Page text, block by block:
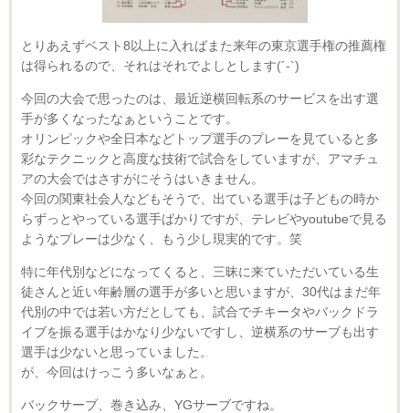
とりあえずベスト8以上に入ればまた来年の東京選手権の推薦権
は得られるので、それはそれでよしとします(´-`)
今回の大会で思ったのは、最近逆横回転系のサービスを出す選
手が多くなったなぁということです。
オリンピックや全日本などトップ選手のプレーを見ていると多
彩なテクニックと高度な技術で試合をしていますが、アマチュ
アの大会ではさすがにそうはいきません。
今回の関東社会人などもそうで、出ている選手は子どもの時か
らずっとやっている選手ばかりですが、テレビやyoutubeで見る
ようなプレーは少なく、もう少し現実的です。笑
特に年代別などになってくると、三昧に来ていただいている生
徒さんと近い年齢層の選手が多いと思いますが、30代はまだ年
代別の中では若い方だとしても、試合でチキータやバックドラ
イブを振る選手はかなり少ないですし、逆横系のサーブも出す
選手は少ないと思っていました。
が、今回はけっこう多いなぁと。
バックサーブ、巻き込み、YGサーブですね。